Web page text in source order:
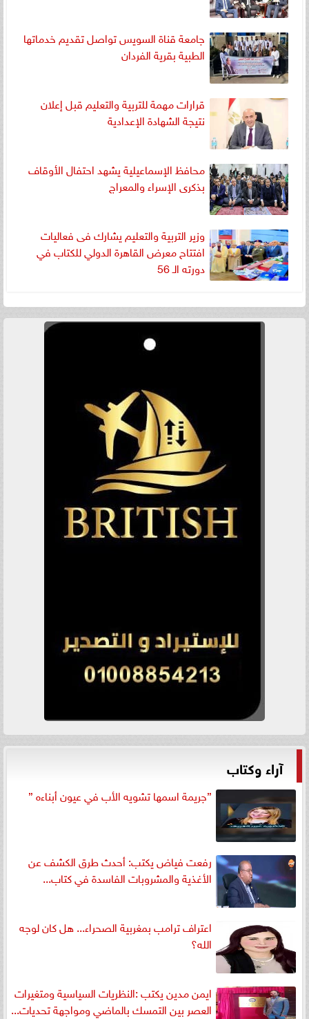
جامعة قناة السويس تواصل تقديم خدماتها
الطبية بقرية الفردان
قرارات مهمة للتربية والتعليم قبل إعلان
نتيجة الشهادة الإعدادية
محافظ الإسماعيلية يشهد احتفال الأوقاف
بذكرى الإسراء والمعراج
وزير التربية والتعليم يشارك فى فعاليات
افتتاح معرض القاهرة الدولي للكتاب في
دورته الـ 56
آراء وكتاب
”جريمة اسمها تشويه الأب في عيون أبناءه ”
رفعت فياض يكتب: أحدث طرق الكشف عن
الأغذية والمشروبات الفاسدة في كتاب...
اعتراف ترامب بمغربية الصحراء... هل كان لوجه
الله؟
ايمن مدين يكتب :النظريات السياسية ومتغيرات
العصر بين التمسك بالماضي ومواجهة تحديات...